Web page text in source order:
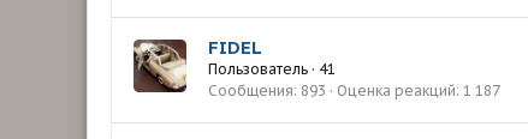
FIDEL
Пользователь · 41
Сообщения 893 Оценка реакций 1 187